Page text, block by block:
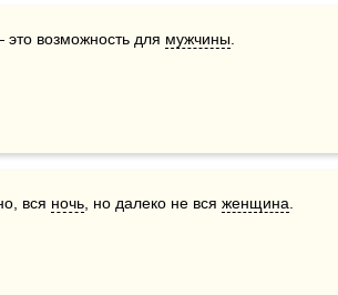
возможность для мужчины
вся ночь , но далеко не вся женщина